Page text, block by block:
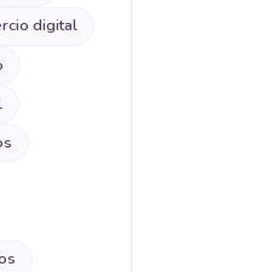
digital